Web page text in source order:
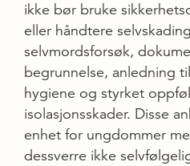
ikke bør bruke
eller håndtere
selvmordsforsøk,
begrunnelse, anledning
hygiene og styrket
isolasjonsskader. Disse
enhet for ungdommer
dessverre ikke